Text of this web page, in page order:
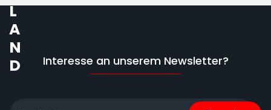
L
A
N
D
Interesse an unserem Newsletter?